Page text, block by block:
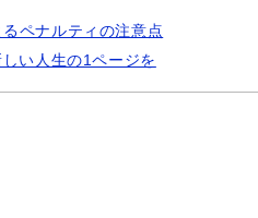
ペナルティの注意点
い人生の1ページを